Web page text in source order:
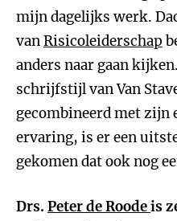
mijn dagelijks werk.
vanRisicoleiderschap
anders naar gaan
schrijfstijl van Van
gecombineerd met zijn
ervaring, is er een
gekomen dat ook nog
Drs. Peter de Roodeis